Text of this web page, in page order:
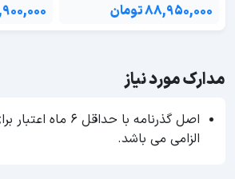
۸۸,۹۵۰,۰۰۰ تومان ۵۱,۹۰۰,۰۰۰
مدارک مورد نیاز
اصل گذرنامه با
الزامی می باشد.